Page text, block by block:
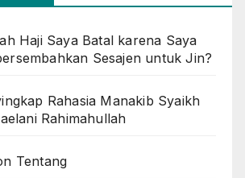
Haji Saya Batal karena Saya
Sesajen untuk Jin?
Rahasia Manakib Syaikh
Rahimahullah
Tentang